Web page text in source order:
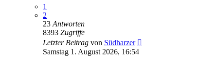
1
2
23 Antworten
8393 Zugriffe
Letzter Beitrag von Südharzer
Samstag 1. August 2026, 16:54